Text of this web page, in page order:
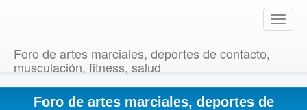
T
o
e
Foro de artes marciales, deportes de contacto,
musculación, fitness, salud
Foro de artes marciales, deportes de